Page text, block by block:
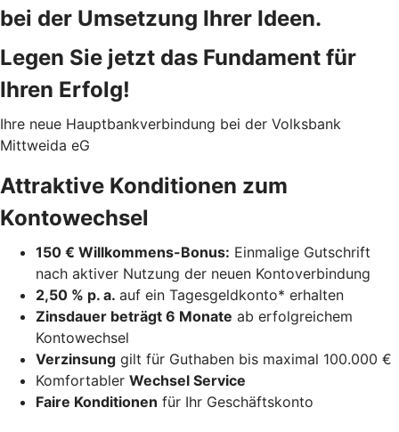
bei der Umsetzung Ihrer Ideen.
Legen Sie jetzt das Fundament für
Ihren Erfolg!
Ihre neue Hauptbankverbindung bei der Volksbank
Mittweida eG
Attraktive Konditionen zum
Kontowechsel
150 € Willkommens-Bonus: Einmalige Gutschrift
nach aktiver Nutzung der neuen Kontoverbindung
2,50 % p. a. auf ein Tagesgeldkonto* erhalten
Zinsdauer beträgt 6 Monate ab erfolgreichem
Kontowechsel
Verzinsung gilt für Guthaben bis maximal 100.000 €
Komfortabler Wechsel Service
Faire Konditionen für Ihr Geschäftskonto